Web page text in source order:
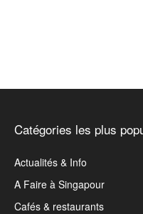
Catégories les plus
Actualités & Info
A Faire à Singapour
Cafés & restaurants